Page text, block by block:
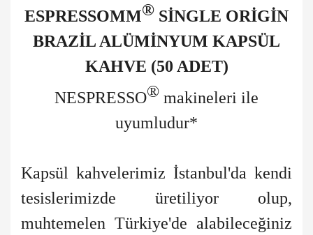
ESPRESSOMM® SİNGLE ORİGİN
BRAZİL ALÜMİNYUM KAPSÜL
KAHVE (50 ADET)
NESPRESSO® makineleri ile
uyumludur*
Kapsül kahvelerimiz İstanbul'da kendi
tesislerimizde üretiliyor olup,
muhtemelen Türkiye'de alabileceğiniz